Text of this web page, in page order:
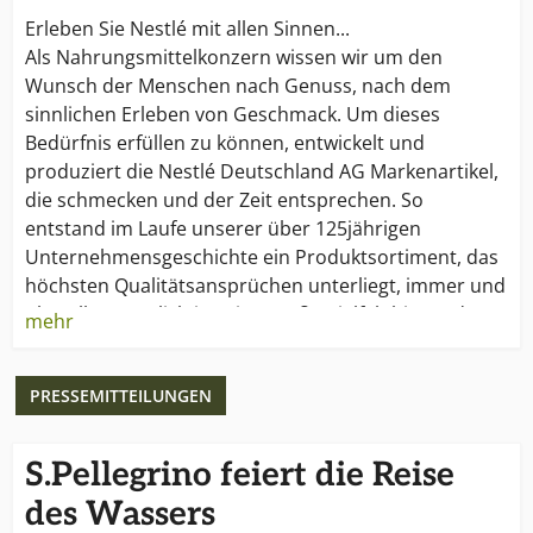
Erleben Sie Nestlé mit allen Sinnen...
Als Nahrungsmittelkonzern wissen wir um den
Wunsch der Menschen nach Genuss, nach dem
sinnlichen Erleben von Geschmack. Um dieses
Bedürfnis erfüllen zu können, entwickelt und
produziert die Nestlé Deutschland AG Markenartikel,
die schmecken und der Zeit entsprechen. So
entstand im Laufe unserer über 125jährigen
Unternehmensgeschichte ein Produktsortiment, das
höchsten Qualitätsansprüchen unterliegt, immer und
überall zugänglich ist, eine große Vielfalt bietet, dem
Freiräume für die eigene Kreativität eröffnet. Und der
Erfolg der Nestlé Marken belegt, dass wir den
Haushalt kauft im Jahr durchschnittlich 100 Nestlé
Produkte. Ein Ergebnis, das für uns Ansporn ist, auch
in Zukunft "sinnliche" und "sinnvolle" Produkte zu
mehr
PRESSEMITTEILUNGEN
S.Pellegrino feiert die Reise
des Wassers